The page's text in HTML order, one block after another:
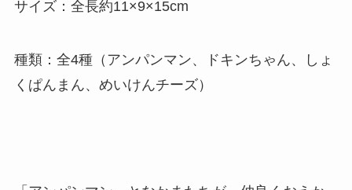
サイズ：全長約11×9×15cm
種類：全4種（アンパンマン、ドキンちゃん、しょ
くぱんまん、めいけんチーズ）